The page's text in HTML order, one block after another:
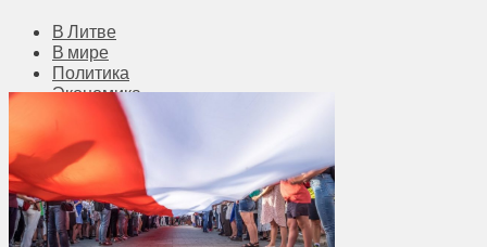
В Литве
В мире
Политика
Экономика
Общество
Мнения
Вильнюс
Клайпеда
Висагинас
Регионы